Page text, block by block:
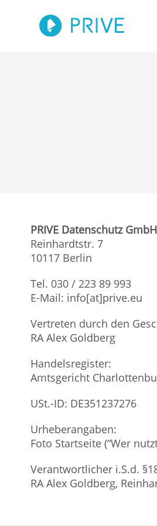
PRIVE Datenschutz GmbH
Reinhardtstr. 7
10117 Berlin
Tel. 030 / 223 89 993
E-Mail: info[at]prive.eu
Vertreten durch den
RA Alex Goldberg
Handelsregister:
Amtsgericht
USt.-ID: DE351237276
Urheberangaben:
Foto Startseite (“Wer
Verantwortlicher i.S.d.
RA Alex Goldberg,